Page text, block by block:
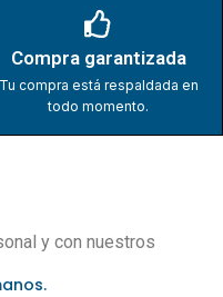
Compra garantizada
Tu compra está respaldada en
todo momento.
y con nuestros